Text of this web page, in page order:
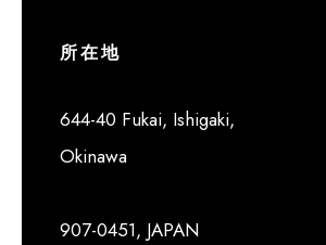
所在地
644-40 Fukai, Ishigaki,
Okinawa
907-0451, JAPAN